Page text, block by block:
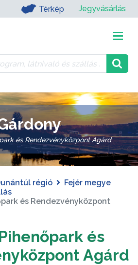
Térkép Jegyvásárlás
és Rendezvényközpont Agárd
régió
Fejér megye
és Rendezvényközpont
és
Agárd